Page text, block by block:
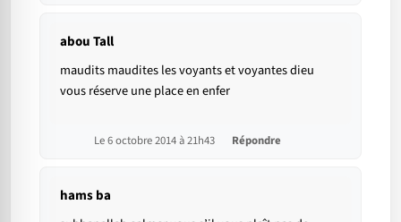
abou Tall
maudits maudites les voyants et voyantes dieu
vous réserve une place en enfer
Le 6 octobre 2014 à 21h43 Répondre
hams ba